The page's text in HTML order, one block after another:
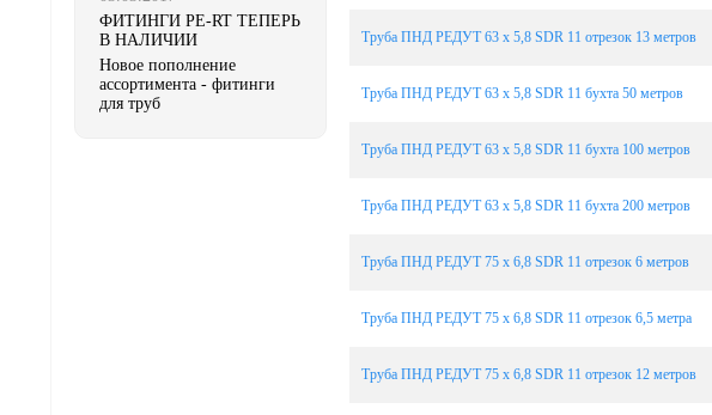
ФИТИНГИ PE-RT ТЕПЕРЬ
В НАЛИЧИИ
Новое пополнение
ассортимента - фитинги
для труб
Труба ПНД РЕДУТ 63 х 5,8 SDR 11 отрезок 13 метров
Труба ПНД РЕДУТ 63 х 5,8 SDR 11 бухта 50 метров
Труба ПНД РЕДУТ 63 х 5,8 SDR 11 бухта 100 метров
Труба ПНД РЕДУТ 63 х 5,8 SDR 11 бухта 200 метров
Труба ПНД РЕДУТ 75 х 6,8 SDR 11 отрезок 6 метров
Труба ПНД РЕДУТ 75 х 6,8 SDR 11 отрезок 6,5 метра
Труба ПНД РЕДУТ 75 х 6,8 SDR 11 отрезок 12 метров